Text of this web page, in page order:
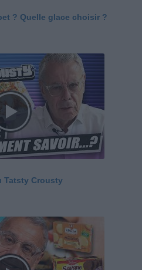
? Quelle glace choisir ?
Tatsty Crousty